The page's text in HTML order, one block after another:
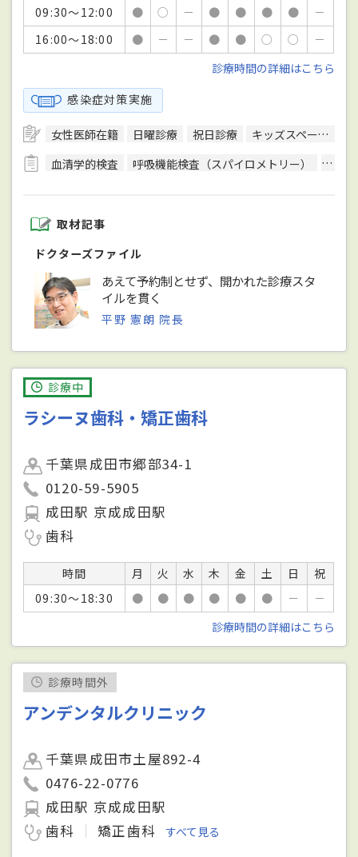
09:30～12:00
● ○ － ● ● ● ●
－
16:00～18:00
● － － ● ● ○ ○
－
診療時間の詳細はこちら
感染症対策実施
女性医師在籍 日曜診療 祝日診療
キッズスペースあり
血清学的検査
呼吸機能検査（スパイロメトリー） 骨年
取材記事
ドクターズファイル
あえて予約制とせず、開かれた診療スタ
イルを貫く
平野 憲朗 院長
診療中
ラシーヌ歯科・矯正歯科
千葉県成田市郷部34-1
0120-59-5905
成田駅 京成成田駅
歯科
時間 月 火 水 木 金 土 日
祝
09:30～18:30
● ● ● ● ● ● －
－
診療時間の詳細はこちら
診療時間外
アンデンタルクリニック
千葉県成田市土屋892-4
0476-22-0776
成田駅 京成成田駅
歯科
矯正歯科 すべて見る